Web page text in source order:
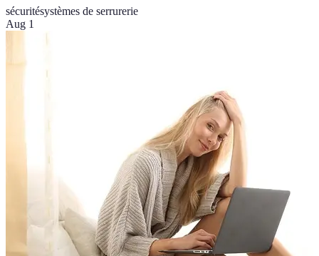
sécuritésystèmes de serrurerie
Aug 1